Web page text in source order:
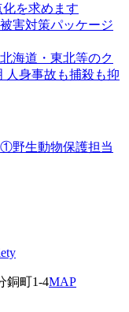
を求めます
害対策パッケージ
海道・東北等のク
人身事故も捕殺も抑
①野生動物保護担当
銅町1-4MAP